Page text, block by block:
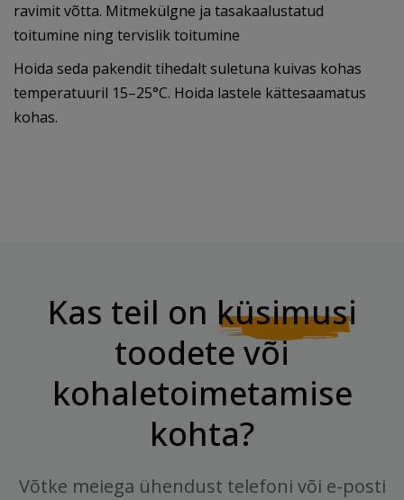
ravimit võtta. Mitmekülgne ja tasakaalustatud
toitumine ning tervislik toitumine
Hoida seda pakendit tihedalt suletuna kuivas kohas
temperatuuril 15–25°C. Hoida lastele kättesaamatus
kohas.
Kas teil on küsimusi
toodete või
kohaletoimetamise
kohta?
Võtke meiega ühendust telefoni või e-posti